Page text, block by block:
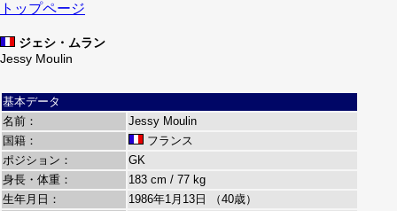
トップページ
ジェシ・ムラン
Jessy Moulin
基本データ
名前：
Jessy Moulin
国籍：
フランス
ポジション：
GK
身長・体重：
183 cm / 77 kg
生年月日：
1986年1月13日 （40歳）